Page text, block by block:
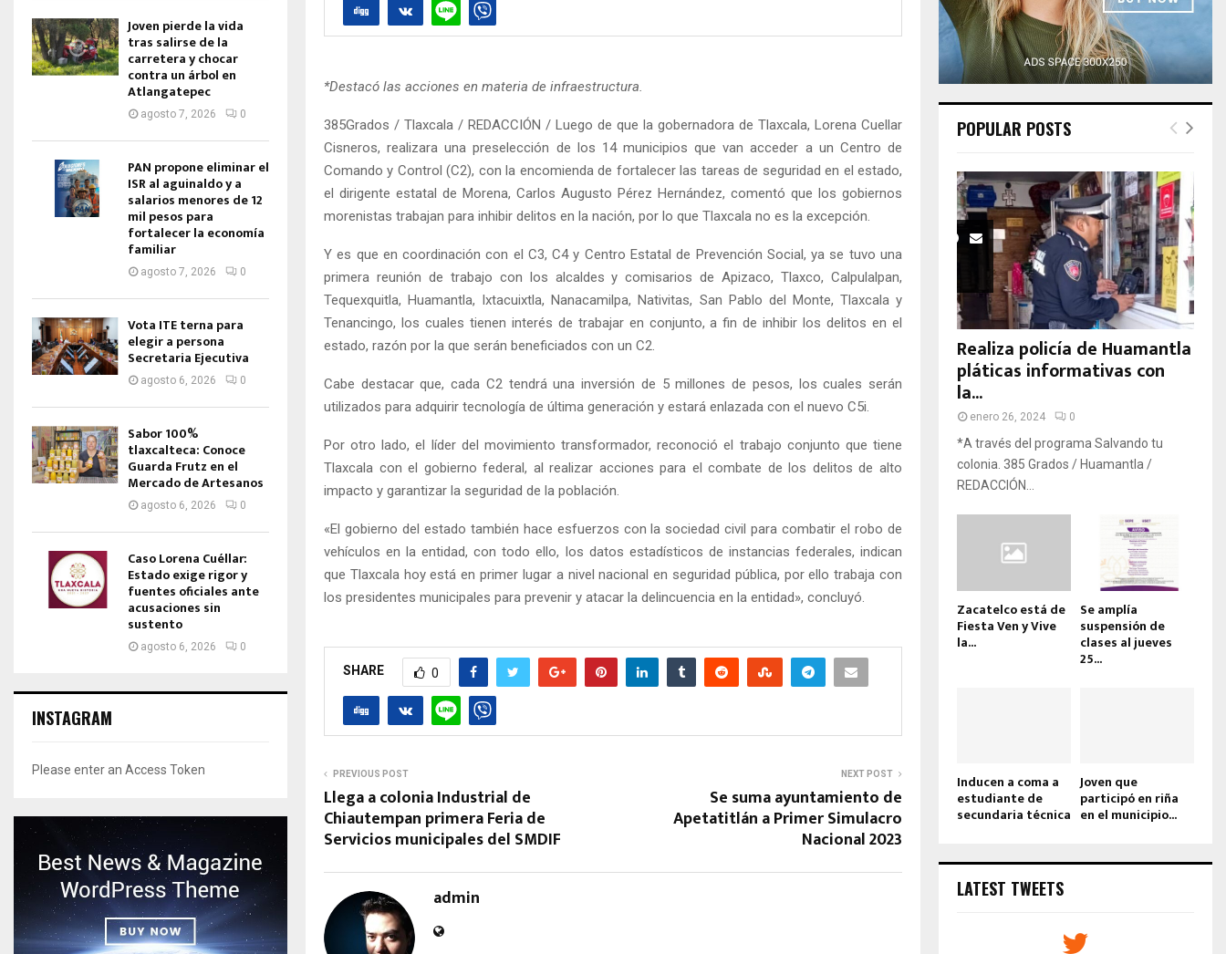
*Destacó las acciones en materia de infraestructura.
385Grados / Tlaxcala / REDACCIÓN / Luego de que la gobernadora de Tlaxcala, Lorena Cuellar
Cisneros, realizara una preselección de los 14 municipios que van acceder a un Centro de
Comando y Control (C2), con la encomienda de fortalecer las tareas de seguridad en el estado,
el dirigente estatal de Morena, Carlos Augusto Pérez Hernández, comentó que los gobiernos
morenistas trabajan para inhibir delitos en la nación, por lo que Tlaxcala no es la excepción.
Y es que en coordinación con el C3, C4 y Centro Estatal de Prevención Social, ya se tuvo una
primera reunión de trabajo con los alcaldes y comisarios de Apizaco, Tlaxco, Calpulalpan,
Tequexquitla, Huamantla, Ixtacuixtla, Nanacamilpa, Nativitas, San Pablo del Monte, Tlaxcala y
Tenancingo, los cuales tienen interés de trabajar en conjunto, a fin de inhibir los delitos en el
estado, razón por la que serán beneficiados con un C2.
Cabe destacar que, cada C2 tendrá una inversión de 5 millones de pesos, los cuales serán
utilizados para adquirir tecnología de última generación y estará enlazada con el nuevo C5i.
Por otro lado, el líder del movimiento transformador, reconoció el trabajo conjunto que tiene
Tlaxcala con el gobierno federal, al realizar acciones para el combate de los delitos de alto
impacto y garantizar la seguridad de la población.
«El gobierno del estado también hace esfuerzos con la sociedad civil para combatir el robo de
vehículos en la entidad, con todo ello, los datos estadísticos de instancias federales, indican
que Tlaxcala hoy está en primer lugar a nivel nacional en seguridad pública, por ello trabaja con
los presidentes municipales para prevenir y atacar la delincuencia en la entidad», concluyó.
SHARE 0
PREVIOUS POST
Llega a colonia Industrial de
Chiautempan primera Feria de
Servicios municipales del SMDIF
NEXT POST
Se suma ayuntamiento de
Apetatitlán a Primer Simulacro
Nacional 2023
admin
Joven pierde la vida
tras salirse de la
carretera y chocar
contra un árbol en
Atlangatepec
agosto 7, 2026 0
PAN propone eliminar el
ISR al aguinaldo y a
salarios menores de 12
mil pesos para
fortalecer la economía
familiar
agosto 7, 2026 0
Vota ITE terna para
elegir a persona
Secretaria Ejecutiva
agosto 6, 2026 0
Sabor 100%
tlaxcalteca: Conoce
Guarda Frutz en el
Mercado de Artesanos
agosto 6, 2026 0
Caso Lorena Cuéllar:
Estado exige rigor y
fuentes oficiales ante
acusaciones sin
sustento
agosto 6, 2026 0
INSTAGRAM
Please enter an Access Token
POPULAR POSTS
Realiza policía de Huamantla
pláticas informativas con
la...
enero 26, 2024 0
*A través del programa Salvando tu
colonia. 385 Grados / Huamantla /
REDACCIÓN...
Zacatelco está de
Fiesta Ven y Vive
la...
Se amplía
suspensión de
clases al jueves
25...
Inducen a coma a
estudiante de
secundaria técnica
Joven que
participó en riña
en el municipio...
LATEST TWEETS